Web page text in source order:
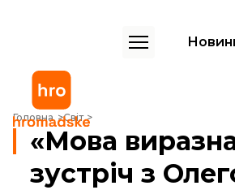
Головна Світ
«Мова виразна, дає настанови»: сестра
«Мова
зустріч з